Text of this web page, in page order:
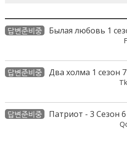
답변준비중 Былая любовь 1
답변준비중 Два холма 1 сезон 7
답변준비중 Патриот - 3 Сезон 6